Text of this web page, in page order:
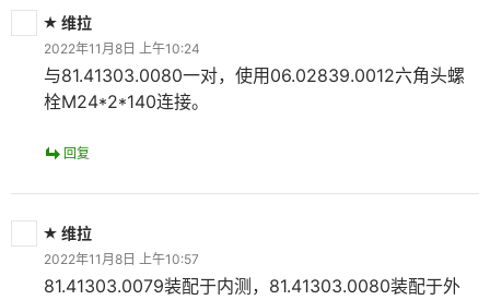
维拉
2022年11月8日 上午10:24
与81.41303.0080一对，使用06.02839.0012六角头螺
栓M24*2*140连接。
回复
维拉
2022年11月8日 上午10:57
81.41303.0079装配于内测，81.41303.0080装配于外